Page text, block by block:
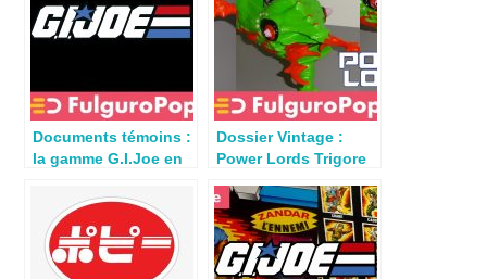
Documents témoins :
la gamme G.I.Joe en
Dossier Vintage :
Power Lords Trigore